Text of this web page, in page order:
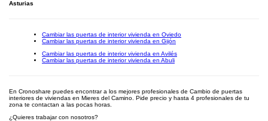
Asturias
Cambiar las puertas de interior vivienda en Oviedo
Cambiar las puertas de interior vivienda en Gijón
Cambiar las puertas de interior vivienda en Avilés
Cambiar las puertas de interior vivienda en Abuli
En Cronoshare puedes encontrar a los mejores profesionales de Cambio de puertas
interiores de viviendas en Mieres del Camino. Pide precio y hasta 4 profesionales de tu
zona te contactan a las pocas horas.
¿Quieres trabajar con nosotros?